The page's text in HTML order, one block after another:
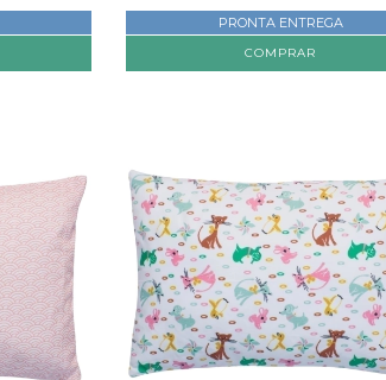
PRONTA ENTREGA